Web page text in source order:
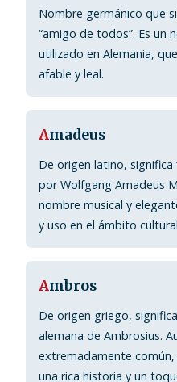
Nombre germánico que
“amigo de todos”. Es un
utilizado en Alemania,
afable y leal.
Amadeus
De origen latino, significa
por Wolfgang Amadeus
nombre musical y
y uso en el ámbito
Ambros
De origen griego,
alemana de Ambrosius.
extremadamente
una rica historia y un